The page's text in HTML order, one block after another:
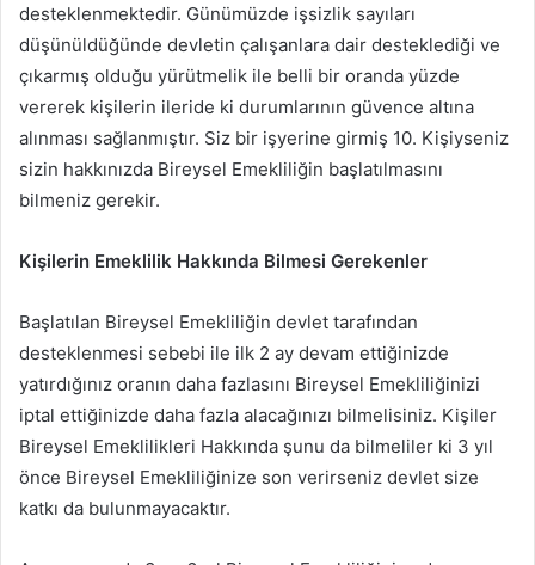
desteklenmektedir. Günümüzde işsizlik sayıları
düşünüldüğünde devletin çalışanlara dair desteklediği ve
çıkarmış olduğu yürütmelik ile belli bir oranda yüzde
vererek kişilerin ileride ki durumlarının güvence altına
alınması sağlanmıştır. Siz bir işyerine girmiş 10. Kişiyseniz
sizin hakkınızda Bireysel Emekliliğin başlatılmasını
bilmeniz gerekir.
Kişilerin Emeklilik Hakkında Bilmesi Gerekenler
Başlatılan Bireysel Emekliliğin devlet tarafından
desteklenmesi sebebi ile ilk 2 ay devam ettiğinizde
yatırdığınız oranın daha fazlasını Bireysel Emekliliğinizi
iptal ettiğinizde daha fazla alacağınızı bilmelisiniz. Kişiler
Bireysel Emeklilikleri Hakkında şunu da bilmeliler ki 3 yıl
önce Bireysel Emekliliğinize son verirseniz devlet size
katkı da bulunmayacaktır.